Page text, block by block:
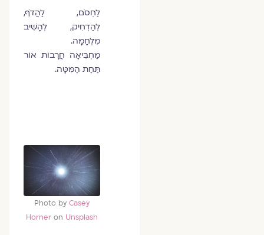
לַחְסֹם, לַהֲדֹף,
לְהַדְחִיק, לְהָשִׁיב
מִלְחָמָה.
מַחְבִּיאָה חֲרָבוֹת אוֹר
תַּחַת הַמִּטָּה.
Photo byCasey
HorneronUnsplash